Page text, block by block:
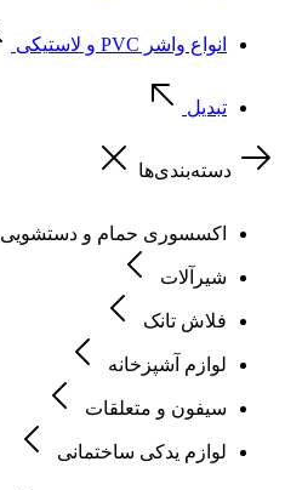
انواع واشر PVC و لاستیکی
تبدیل
دسته‌بندی‌ها
اکسسوری حمام و دستشویی
شیرآلات
فلاش تانک
لوازم آشپزخانه
سیفون و متعلقات
لوازم یدکی ساختمانی